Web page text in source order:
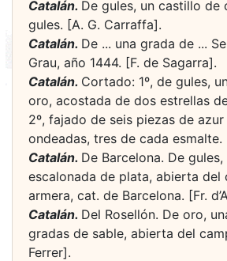
Catalán. De gules, un castillo de
gules. [A. G. Carraffa].
Catalán. De ... una grada de ...
Grau, año 1444. [F. de Sagarra].
Catalán. Cortado: 1º, de gules,
oro, acostada de dos estrellas
2º, fajado de seis piezas de
ondeadas, tres de cada
Catalán. De Barcelona. De
escalonada de plata, abierta del
armera, cat. de Barcelona. [Fr.
Catalán. Del Rosellón. De oro,
gradas de sable, abierta del
Ferrer].